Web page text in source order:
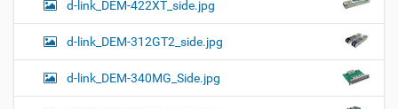
d-link_DEM-422XT_side.jpg
d-link_DEM-312GT2_side.jpg
d-link_DEM-340MG_Side.jpg